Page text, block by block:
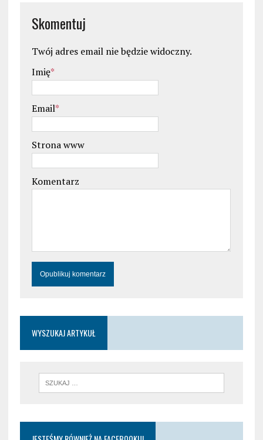
Skomentuj
Twój adres email nie będzie widoczny.
Imię*
Email*
Strona www
Komentarz
WYSZUKAJ ARTYKUŁ